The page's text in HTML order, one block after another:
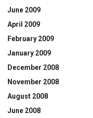
June 2009
April 2009
February 2009
January 2009
December 2008
November 2008
August 2008
June 2008